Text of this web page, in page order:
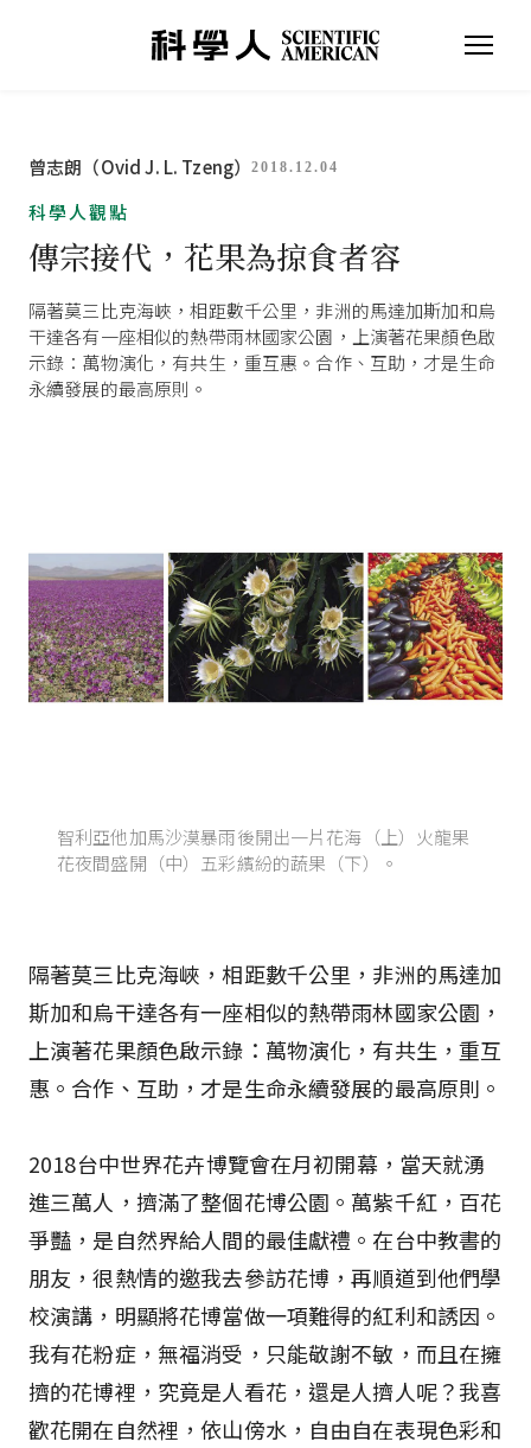
曾志朗（Ovid J. L. Tzeng）2018.12.04
科學人觀點
傳宗接代，花果為掠食者容
隔著莫三比克海峽，相距數千公里，非洲的馬達加斯加和烏
干達各有一座相似的熱帶雨林國家公園，上演著花果顏色啟
示錄：萬物演化，有共生，重互惠。合作、互助，才是生命
永續發展的最高原則。
智利亞他加馬沙漠暴雨後開出一片花海（上）火龍果
花夜間盛開（中）五彩繽紛的蔬果（下）。
隔著莫三比克海峽，相距數千公里，非洲的馬達加
斯加和烏干達各有一座相似的熱帶雨林國家公園，
上演著花果顏色啟示錄：萬物演化，有共生，重互
惠。合作、互助，才是生命永續發展的最高原則。
2018台中世界花卉博覽會在月初開幕，當天就湧
進三萬人，擠滿了整個花博公園。萬紫千紅，百花
爭豔，是自然界給人間的最佳獻禮。在台中教書的
朋友，很熱情的邀我去參訪花博，再順道到他們學
校演講，明顯將花博當做一項難得的紅利和誘因。
我有花粉症，無福消受，只能敬謝不敏，而且在擁
擠的花博裡，究竟是人看花，還是人擠人呢？我喜
歡花開在自然裡，依山傍水，自由自在表現色彩和